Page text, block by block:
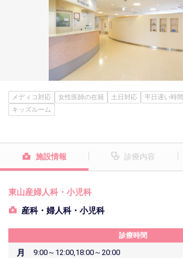
メディコ対応 女性医師の在籍 土日対応 平日遅い時間
キッズルーム
施設情報 診療内容
東山産婦人科・小児科
産科・婦人科・小児科
診療時間
月 9:00～12:00,18:00～20:00